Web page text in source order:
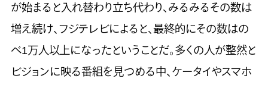
が始まると入れ替わり立ち代わり、みるみるその数は
増え続け、フジテレビによると、最終的にその数はの
べ1万人以上になったということだ。多くの人が整然と
ビジョンに映る番組を見つめる中、ケータイやスマホ